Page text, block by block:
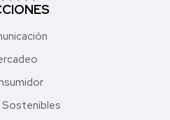
Sostenibles